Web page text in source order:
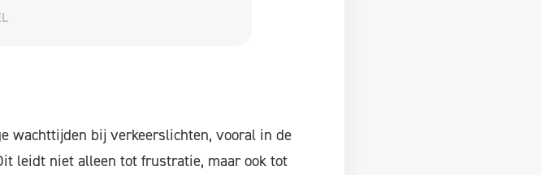
wachttijden bij verkeerslichten, vooral in de
leidt niet alleen tot frustratie, maar ook tot